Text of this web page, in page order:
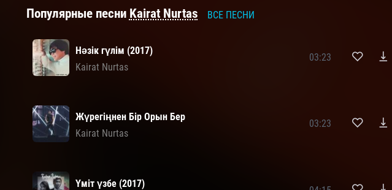
Популярные песни Kairat Nurtas ВСЕ ПЕСНИ
Нәзік гүлім (2017)
Kairat Nurtas
03:23
Жүрегіңнен Бір Орын Бер
Kairat Nurtas
03:23
Үміт үзбе (2017)